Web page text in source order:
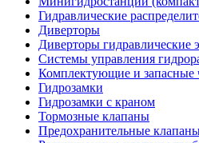
Гидравлические
Диверторы
Диверторы гидравлические
Системы управления
Комплектующие и запасные
Гидрозамки
Гидрозамки с краном
Тормозные клапаны
Предохранительные